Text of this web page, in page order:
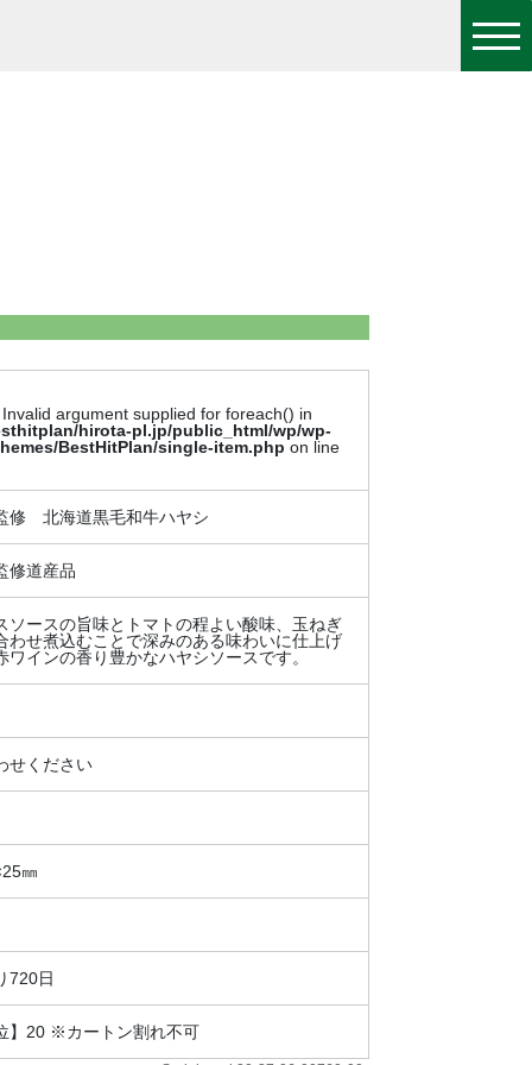
Invalid argument supplied for foreach() in
hirota-pl.jp/public_html/wp/wp-
BestHitPlan/single-item.php on line
修 北海道黒毛和牛ハヤシ
修道産品
ソースの旨味とトマトの程よい酸味、玉ねぎ
わせ煮込むことで深みのある味わいに仕上げ
ワインの香り豊かなハヤシソースです。
せください
㎜
720日
】20 ※カートン割れ不可